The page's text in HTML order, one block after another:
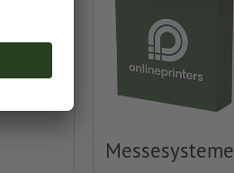
Messesysteme